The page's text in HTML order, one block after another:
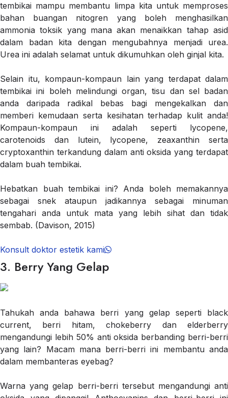
tembikai mampu membantu limpa kita untuk memproses
bahan buangan nitogren yang boleh menghasilkan
ammonia toksik yang mana akan menaikkan tahap asid
dalam badan kita dengan mengubahnya menjadi urea.
Urea ini adalah selamat untuk dikumuhkan oleh ginjal kita.
Selain itu, kompaun-kompaun lain yang terdapat dalam
tembikai ini boleh melindungi organ, tisu dan sel badan
anda daripada radikal bebas bagi mengekalkan dan
memberi kemudaan serta kesihatan terhadap kulit anda!
Kompaun-kompaun ini adalah seperti lycopene,
carotenoids dan lutein, lycopene, zeaxanthin serta
cryptoxanthin terkandung dalam anti oksida yang terdapat
dalam buah tembikai.
Hebatkan buah tembikai ini? Anda boleh memakannya
sebagai snek ataupun jadikannya sebagai minuman
tengahari anda untuk mata yang lebih sihat dan tidak
sembab. (Davison, 2015)
Konsult doktor estetik kami
3. Berry Yang Gelap
Tahukah anda bahawa berri yang gelap seperti black
current, berri hitam, chokeberry dan elderberry
mengandungi lebih 50% anti oksida berbanding berri-berri
yang lain? Macam mana berri-berri ini membantu anda
dalam membanteras eyebag?
Warna yang gelap berri-berri tersebut mengandungi anti